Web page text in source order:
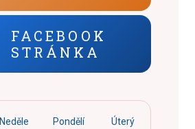
FACEBOOK
STRÁNKA
Neděle Pondělí Úterý